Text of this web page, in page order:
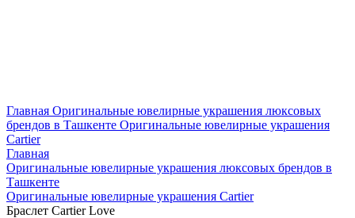
Главная Оригинальные ювелирные украшения люксовых
брендов в Ташкенте Оригинальные ювелирные украшения
Cartier
Главная
Оригинальные ювелирные украшения люксовых брендов в
Ташкенте
Оригинальные ювелирные украшения Cartier
Браслет Cartier Love